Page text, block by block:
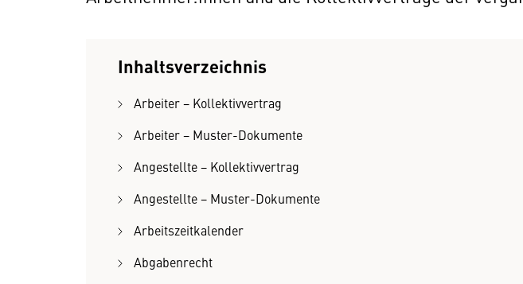
Inhaltsverzeichnis
Arbeiter − Kollektivvertrag
Arbeiter − Muster-Dokumente
Angestellte − Kollektivvertrag
Angestellte − Muster-Dokumente
Arbeitszeitkalender
Abgabenrecht